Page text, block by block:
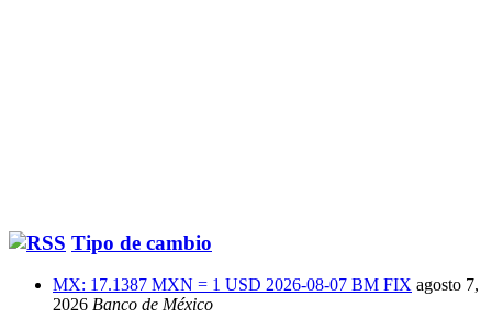
Tipo de cambio
MX: 17.1387 MXN = 1 USD 2026-08-07 BM FIX agosto 7,
2026 Banco de México